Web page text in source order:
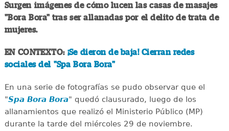
Surgen imágenes de cómo lucen las casas de masajes
"Bora Bora" tras ser allanadas por el delito de trata de
mujeres.
EN CONTEXTO: ¡Se dieron de baja! Cierran redes
sociales del "Spa Bora Bora"
En una serie de fotografías se pudo observar que el
"Spa Bora Bora" quedó clausurado, luego de los
allanamientos que realizó el Ministerio Público (MP)
durante la tarde del miércoles 29 de noviembre.